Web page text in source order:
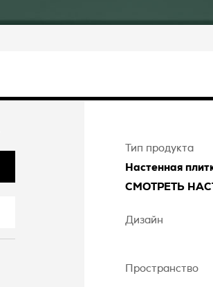
Тип продукта
Настенная
СМОТРЕТЬ
Дизайн
Пространство